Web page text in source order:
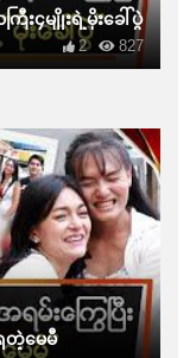
၄မျိုးရဲ့မိုးခေါ်ပွဲ
827
2
ရတဲ့မေမီ